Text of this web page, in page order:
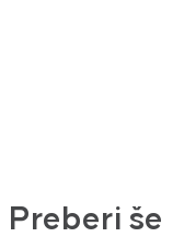
Preberi še